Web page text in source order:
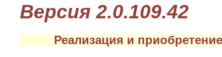
Версия 2.0.109.42
Реализация и